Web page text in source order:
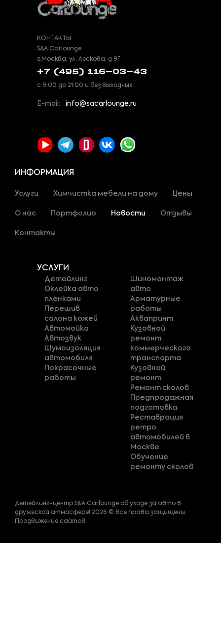
КОНТАКТЫ
S&A Carlounge
г.Москва, ул. Лескова, д 9Г
+7 (495) 116-03-43
с 9:00 до 21:00 и без выходных
E-mail: info@sacarlounge.ru
ИНФОРМАЦИЯ
Услуги Химчистка мебели на дому Цены
О нас Портфолио Новости Отзывы
Контакты
УСЛУГИ
Детейлинг
Оклейка авто
пленками
Перешив
салона кожей
Автомойка
Автозвук
Шумоизоляция
автомобиля
Покрасочные
работы
Шиномонтаж
авто
Арматурные
работы
Аквапринт
Кузовной
ремонт
коммерческого
транспорта
Кузовной
ремонт
Ремонт сколов
Предпродажная
подготовка
Реставрация
ретро
автомобилей в
Москве
Обучение
ремонту сколов
Детейлинг-центр S&A Carlounge об уходе за авто в
дружеской атмосфере! 2026 © Все права защищены.
Продвижение сайтов